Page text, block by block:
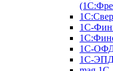
1С-
1С-
1С-